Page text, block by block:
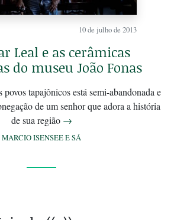
10 de julho de 2013
Leal e as cerâmicas
do museu João Fonas
povos tapajônicos está semi-abandonada e
de um senhor que adora a história
de sua região →
MARCIO ISENSEE E SÁ